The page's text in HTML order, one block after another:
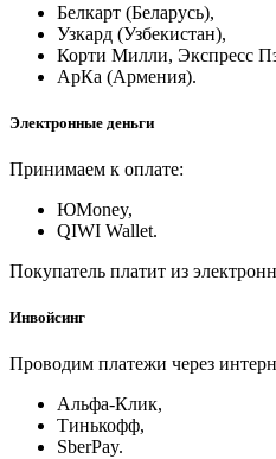
Белкарт (Беларусь),
Узкард (Узбекистан),
Корти Милли, Экспресс
АрКа (Армения).
Электронные деньги
Принимаем к оплате:
ЮMoney,
QIWI Wallet.
Покупатель платит из
Инвойсинг
Проводим платежи через
Альфа-Клик,
Тинькофф,
SberPay.